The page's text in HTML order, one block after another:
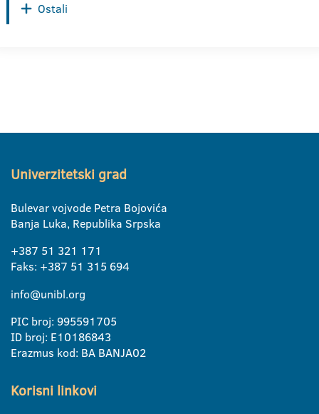
Ostali
Univerzitetski grad
Bulevar vojvode Petra Bojovića
Banja Luka, Republika Srpska
+387 51 321 171
Faks: +387 51 315 694
info@unibl.org
PIC broj: 995591705
ID broj: E10186843
Erazmus kod: BA BANJA02
Korisni linkovi